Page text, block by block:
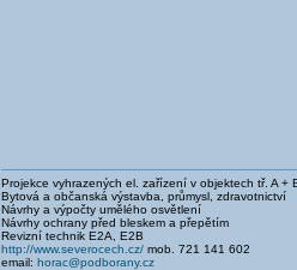
Projekce vyhrazených el. zařízení v objektech tř. A +
Bytová a občanská výstavba, průmysl, zdravotnictví
Návrhy a výpočty umělého osvětlení
Návrhy ochrany před bleskem a přepětím
Revizní technik E2A, E2B
http://www.severocech.cz/mob. 721 141 602
email: horac@podborany.cz